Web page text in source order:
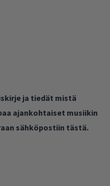
ja tiedät mistä
ajankohtaiset musiikin
sähköpostiin tästä.